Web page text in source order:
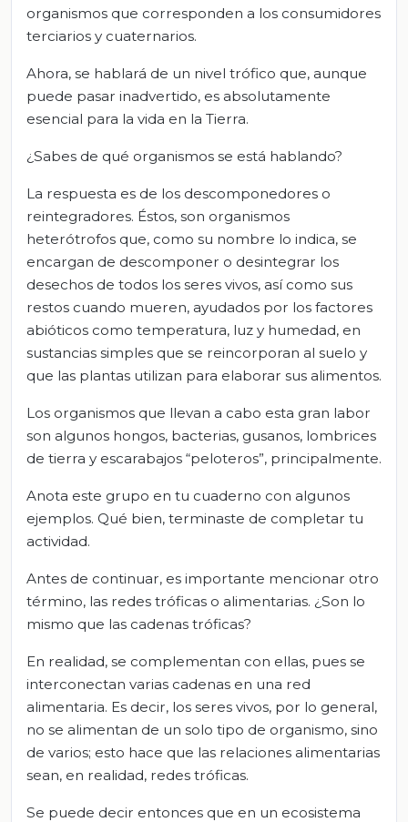
organismos que corresponden a los consumidores
terciarios y cuaternarios.
Ahora, se hablará de un nivel trófico que, aunque
puede pasar inadvertido, es absolutamente
esencial para la vida en la Tierra.
¿Sabes de qué organismos se está hablando?
La respuesta es de los descomponedores o
reintegradores. Éstos, son organismos
heterótrofos que, como su nombre lo indica, se
encargan de descomponer o desintegrar los
desechos de todos los seres vivos, así como sus
restos cuando mueren, ayudados por los factores
abióticos como temperatura, luz y humedad, en
sustancias simples que se reincorporan al suelo y
que las plantas utilizan para elaborar sus alimentos.
Los organismos que llevan a cabo esta gran labor
son algunos hongos, bacterias, gusanos, lombrices
de tierra y escarabajos “peloteros”, principalmente.
Anota este grupo en tu cuaderno con algunos
ejemplos. Qué bien, terminaste de completar tu
actividad.
Antes de continuar, es importante mencionar otro
término, las redes tróficas o alimentarias. ¿Son lo
mismo que las cadenas tróficas?
En realidad, se complementan con ellas, pues se
interconectan varias cadenas en una red
alimentaria. Es decir, los seres vivos, por lo general,
no se alimentan de un solo tipo de organismo, sino
de varios; esto hace que las relaciones alimentarias
sean, en realidad, redes tróficas.
Se puede decir entonces que en un ecosistema